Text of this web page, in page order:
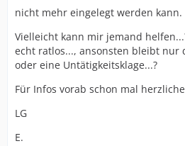
nicht mehr eingelegt werden kann.
Vielleicht kann mir jemand
echt ratlos..., ansonsten bleibt nur
oder eine Untätigkeitsklage...?
Für Infos vorab schon mal
LG
E.